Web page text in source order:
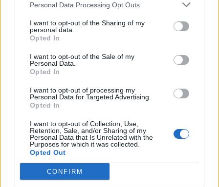
Personal Data Processing Opt Outs
I want to opt-out of the Sharing of my
personal data.
Opted In
I want to opt-out of the Sale of my
Personal Data.
Opted In
I want to opt-out of processing my
Personal Data for Targeted Advertising.
Opted In
I want to opt-out of Collection, Use,
Retention, Sale, and/or Sharing of my
Personal Data that Is Unrelated with the
Purposes for which it was collected.
Opted Out
CONFIRM
In evidenza